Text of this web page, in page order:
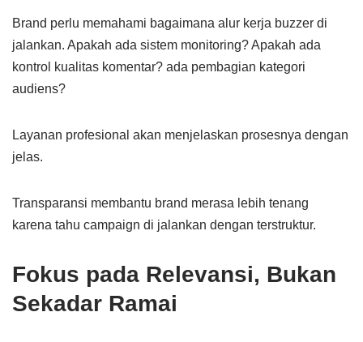
Brand perlu memahami bagaimana alur kerja buzzer di
jalankan. Apakah ada sistem monitoring? Apakah ada
kontrol kualitas komentar? ada pembagian kategori
audiens?
Layanan profesional akan menjelaskan prosesnya dengan
jelas.
Transparansi membantu brand merasa lebih tenang
karena tahu campaign di jalankan dengan terstruktur.
Fokus pada Relevansi, Bukan
Sekadar Ramai